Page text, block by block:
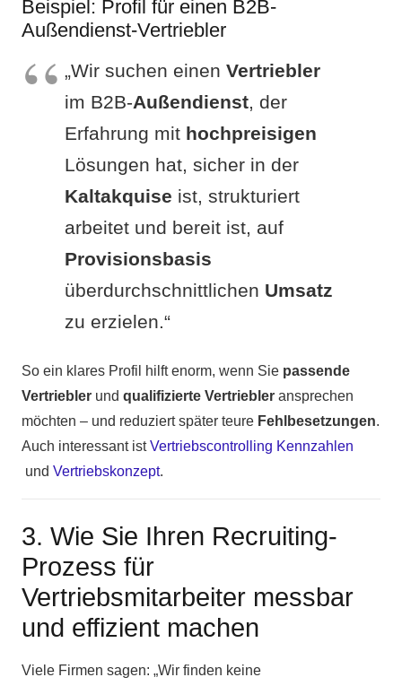
Beispiel: Profil für einen B2B-
Außendienst-Vertriebler
„Wir suchen einen Vertriebler
im B2B-Außendienst, der
Erfahrung mit hochpreisigen
Lösungen hat, sicher in der
Kaltakquise ist, strukturiert
arbeitet und bereit ist, auf
Provisionsbasis
überdurchschnittlichen Umsatz
zu erzielen.“
So ein klares Profil hilft enorm, wenn Sie passende
Vertriebler und qualifizierte Vertriebler ansprechen
möchten – und reduziert später teure Fehlbesetzungen.
Auch interessant istVertriebscontrolling Kennzahlen
und Vertriebskonzept.
3. Wie Sie Ihren Recruiting-
Prozess für
Vertriebsmitarbeiter messbar
und effizient machen
Viele Firmen sagen: „Wir finden keine